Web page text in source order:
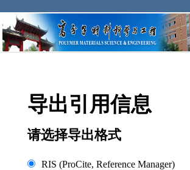
导出引用信息
请选择导出格式
RIS (ProCite, Reference Manager)